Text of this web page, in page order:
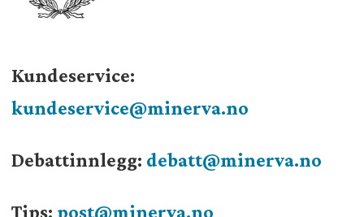
Kundeservice:
kundeservice@minerva.no
Debattinnlegg: debatt@minerva.no
Tips: post@minerva.no